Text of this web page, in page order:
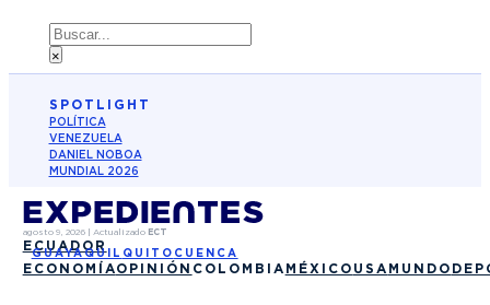
Buscar
×
SPOTLIGHT
POLÍTICA
VENEZUELA
DANIEL NOBOA
MUNDIAL 2026
agosto 9, 2026| Actualizado ECT
ECUADOR
GUAYAQUIL QUITO CUENCA
ECONOMÍAOPINIÓN COLOMBIA MÉXICO USA MUNDO